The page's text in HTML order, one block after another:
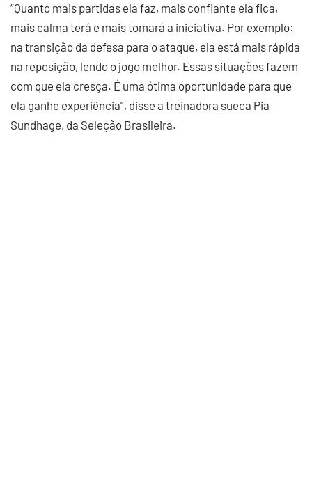
“Quanto mais partidas ela faz, mais confiante ela fica,
mais calma terá e mais tomará a iniciativa. Por exemplo:
na transição da defesa para o ataque, ela está mais rápida
na reposição, lendo o jogo melhor. Essas situações fazem
com que ela cresça. É uma ótima oportunidade para que
ela ganhe experiência”, disse a treinadora sueca Pia
Sundhage, da Seleção Brasileira.